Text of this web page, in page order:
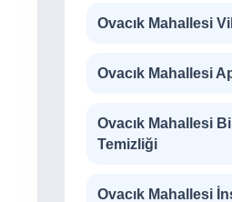
Ovacık Mahallesi
Ovacık Mahallesi
Ovacık Mahallesi
Temizliği
Ovacık Mahallesi